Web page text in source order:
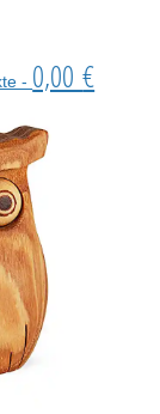
- 0,00€